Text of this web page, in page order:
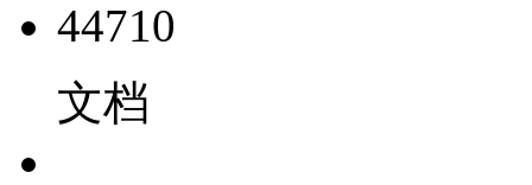
44710
文档